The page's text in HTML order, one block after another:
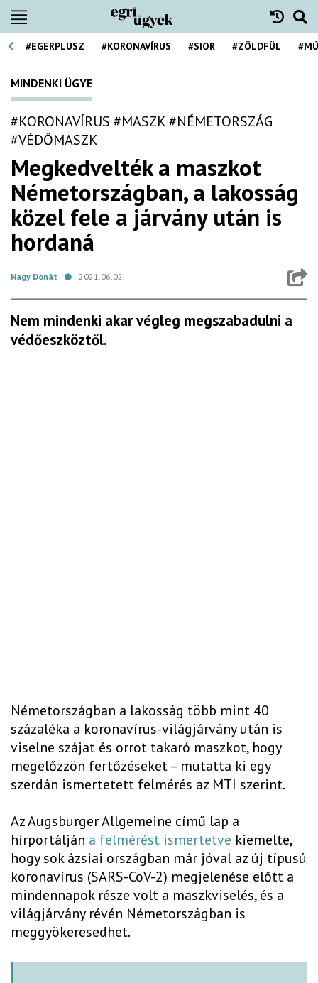
#EGERPLUSZ #KORONAVÍRUS #SIOR #ZÖLDFÜL
MINDENKI ÜGYE
#KORONAVÍRUS #MASZK#NÉMETORSZÁG
#VÉDŐMASZK
Megkedvelték a maszkot
Németországban, a lakosság
közel fele a járvány után is
hordaná
Nagy Donát 2021.06.02.
Nem mindenki akar végleg megszabadulni a
védőeszköztől.
Németországban a lakosság több mint 40
százaléka a koronavírus-világjárvány után is
viselne szájat és orrot takaró maszkot, hogy
megelőzzön fertőzéseket – mutatta ki egy
szerdán ismertetett felmérés az MTI szerint.
Az Augsburger Allgemeine című lap a
hírportálján a felmérést ismertetve kiemelte,
hogy sok ázsiai országban már jóval az új típusú
koronavírus (SARS-CoV-2) megjelenése előtt a
mindennapok része volt a maszkviselés, és a
világjárvány révén Németországban is
meggyökeresedhet.